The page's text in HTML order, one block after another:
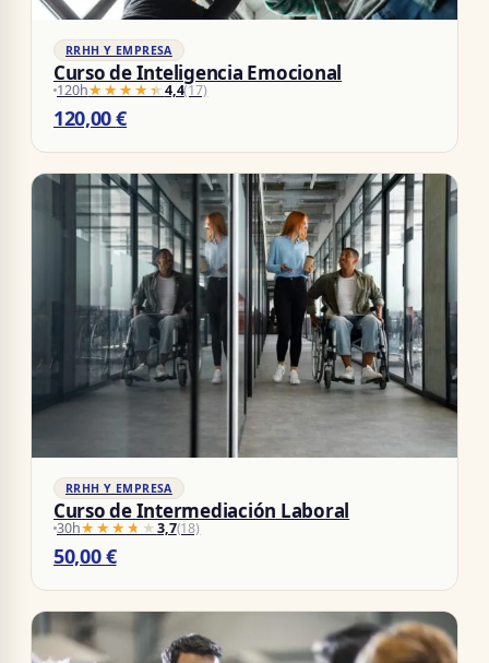
RRHH Y EMPRESA
Curso de Inteligencia Emocional
120h★★★★★
★★★★★4,4(17)
120,00€
RRHH Y EMPRESA
Curso de Intermediación Laboral
30h★★★★★
★★★★★3,7(18)
50,00€